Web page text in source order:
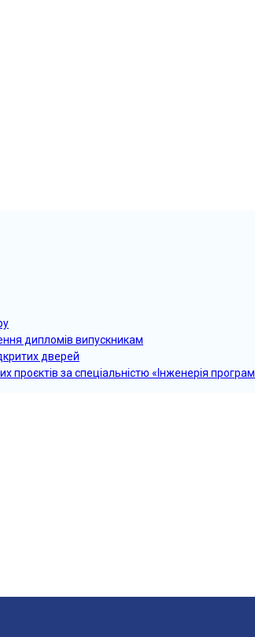
дипломів випускникам
дверей
за спеціальністю «Інженерія